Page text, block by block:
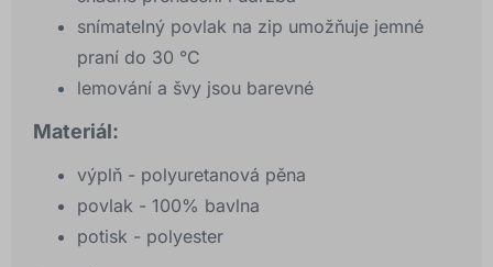
snímatelný povlak na zip umožňuje jemné
praní do 30 °C
lemování a švy jsou barevné
Materiál:
výplň - polyuretanová pěna
povlak - 100% bavlna
potisk - polyester